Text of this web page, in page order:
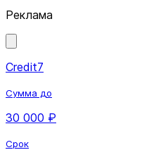
Реклама
Credit7
Сумма до
30 000 ₽
Срок